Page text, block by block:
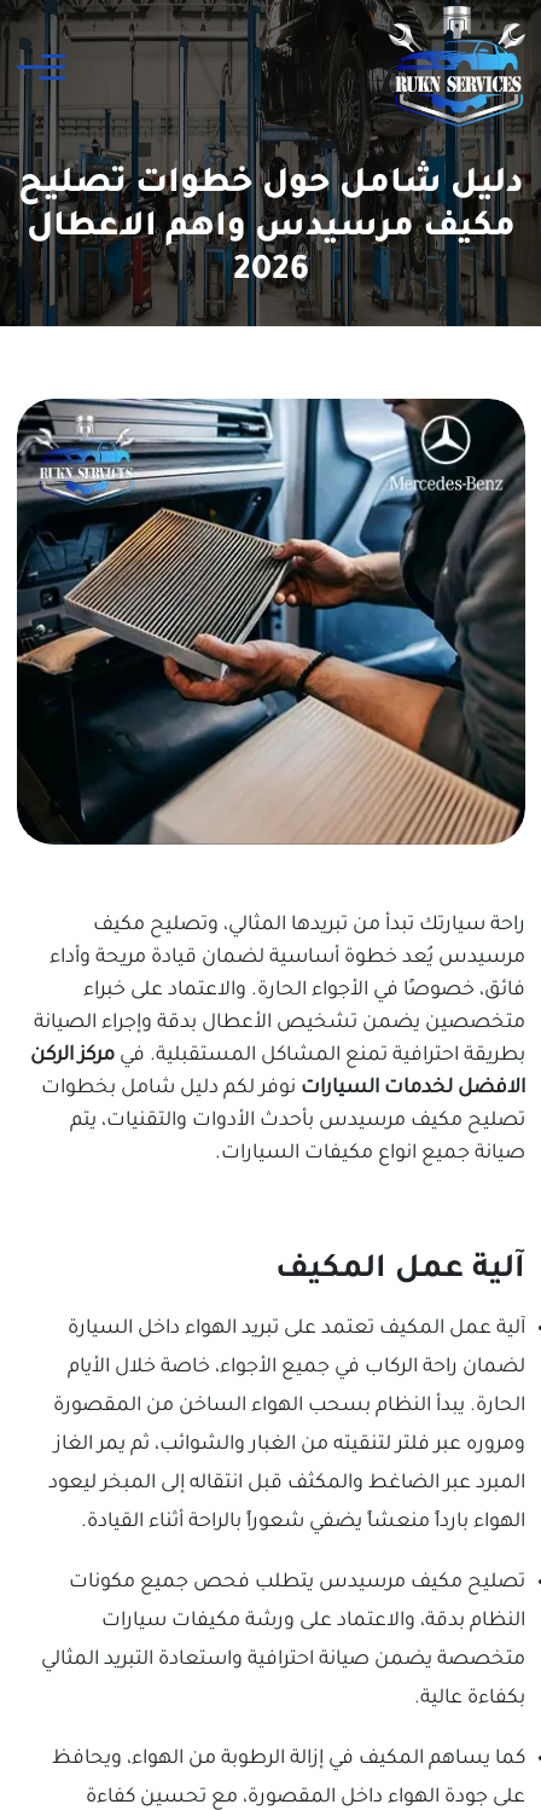
دليل شامل حول خطوات تصليح
مكيف مرسيدس واهم الاعطال
2026
راحة سيارتك تبدأ من تبريدها المثالي، وتصليح مكيف
مرسيدس يُعد خطوة أساسية لضمان قيادة مريحة وأداء
فائق، خصوصًا في الأجواء الحارة. والاعتماد على خبراء
متخصصين يضمن تشخيص الأعطال بدقة وإجراء الصيانة
بطريقة احترافية تمنع المشاكل المستقبلية. فيمركز الركن
الافضل لخدمات السيارات نوفر لكم دليل شامل بخطوات
تصليح مكيف مرسيدس بأحدث الأدوات والتقنيات، يتم
صيانة جميع انواع مكيفات السيارات.
آلية عمل المكيف
آلية عمل المكيف تعتمد على تبريد الهواء داخل السيارة
لضمان راحة الركاب في جميع الأجواء، خاصة خلال الأيام
الحارة. يبدأ النظام بسحب الهواء الساخن من المقصورة
ومروره عبر فلتر لتنقيته من الغبار والشوائب، ثم يمر الغاز
المبرد عبر الضاغط والمكثف قبل انتقاله إلى المبخر ليعود
الهواء بارداً منعشاً يضفي شعوراً بالراحة أثناء القيادة.
تصليح مكيف مرسيدس يتطلب فحص جميع مكونات
النظام بدقة، والاعتماد على ورشة مكيفات سيارات
متخصصة يضمن صيانة احترافية واستعادة التبريد المثالي
بكفاءة عالية.
كما يساهم المكيف في إزالة الرطوبة من الهواء، ويحافظ
على جودة الهواء داخل المقصورة، مع تحسين كفاءة